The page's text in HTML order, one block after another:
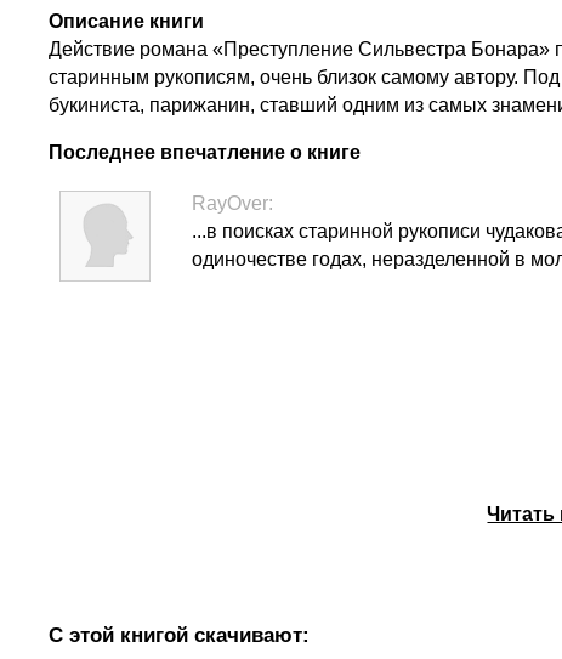
Описание книги
Действие романа «Преступление Сильвестра Бонара»
старинным рукописям, очень близок самому автору.
букиниста, парижанин, ставший одним из самых
Последнее впечатление о книге
RayOver:
...в поисках старинной рукописи
одиночестве годах, неразделенной в
Читать
С этой книгой скачивают: